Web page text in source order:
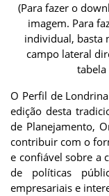
(Para fazer o
imagem. Para
individual, basta
campo lateral
tabela
O Perfil de
edição desta
de Planejamento,
contribuir com o
e confiável sobre a
de políticas
empresariais e